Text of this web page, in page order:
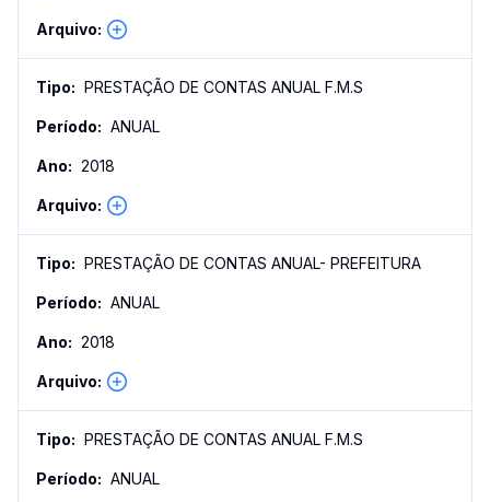
PRESTAÇÃO DE CONTAS ANUAL F.M.S
ANUAL
2018
PRESTAÇÃO DE CONTAS ANUAL- PREFEITURA
ANUAL
2018
PRESTAÇÃO DE CONTAS ANUAL F.M.S
ANUAL